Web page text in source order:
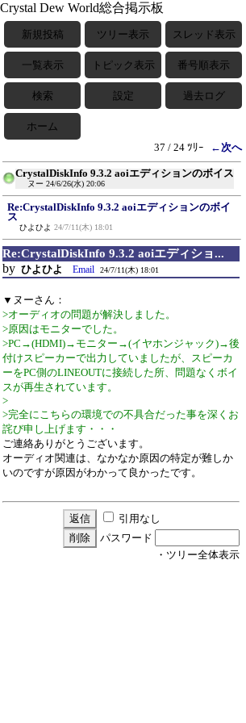
Crystal Dew World総合掲示板
新規投稿 ツリー表示 スレッド表示
一覧表示 トピック表示 番号順表示
検索 設定 過去ログ
ホーム
37 / 24 ﾂﾘｰ
←次へ
CrystalDiskInfo 9.3.2 aoiエディションのボイス
ヌー 24/6/26(水) 20:06
Re:CrystalDiskInfo 9.3.2 aoiエディションのボイ
ス
ひよひよ 24/7/11(木) 18:01
Re:CrystalDiskInfo 9.3.2 aoiエディショ...
by ひよひよ Email 24/7/11(木) 18:01
▼ヌーさん：
>オーディオの問題が解決しました。
>原因はモニターでした。
>PC→(HDMI)→モニター→(イヤホンジャック)→後
付けスピーカーで出力していましたが、スピーカ
ーをPC側のLINEOUTに接続した所、問題なくボイ
スが再生されています。
>
>完全にこちらの環境での不具合だった事を深くお
詫び申し上げます・・・
ご連絡ありがとうございます。
オーディオ関連は、なかなか原因の特定が難しか
いのですが原因がわかって良かったです。
引用なし
パスワード
・ツリー全体表示